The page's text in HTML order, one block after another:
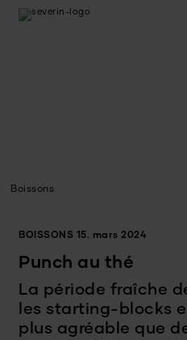
Boissons
BOISSONS 15. mars 2024
Punch au thé
La période fraîche
les starting-blocks
plus agréable que